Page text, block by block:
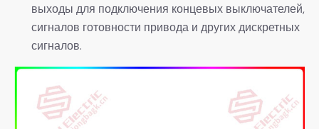
выходы для подключения концевых выключателей,
сигналов готовности привода и других дискретных
сигналов.